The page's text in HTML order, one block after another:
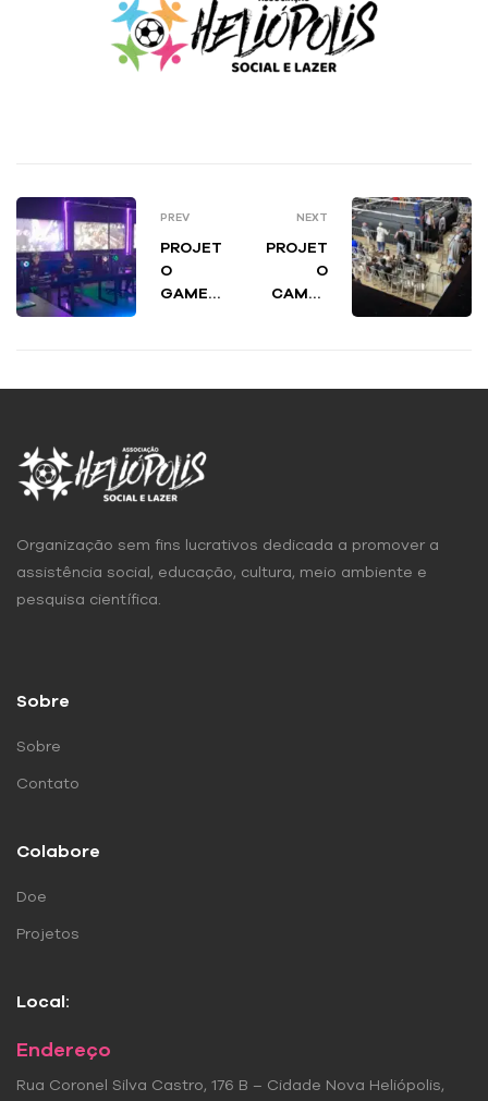
PREV
PROJET
O
GAMES
NEXT
PROJET
O
CAMPE
Organização sem fins lucrativos dedicada a promover a
assistência social, educação, cultura, meio ambiente e
pesquisa científica.
Sobre
Sobre
Contato
Colabore
Doe
Projetos
Local:
Endereço
Rua Coronel Silva Castro, 176 B – Cidade Nova Heliópolis,